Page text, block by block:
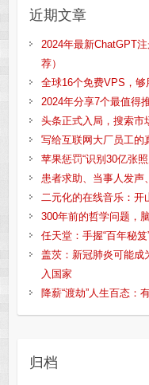
近期文章
2024年最新ChatGPT
荐）
全球16个免费VPS，够
2024年分享7个最值得
头条正式入局，搜索市
写给互联网大厂员工的
苹果惩罚“识别30亿张
患者求助、当事人发
二元化的在线音乐：开
300年前的哲学问题，
任天堂：手握“百年秘
盖茨：新冠肺炎可能成
入国家
降薪“渡劫”人生百态：
归档